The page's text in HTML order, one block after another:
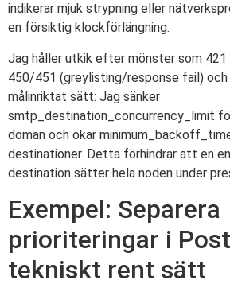
indikerar mjuk strypning eller
en försiktig klockförlängning.
Jag håller utkik efter mönster som
450/451 (greylisting/response fail)
målinriktat sätt: Jag sänker
smtp_destination_concurrency_limit
domän och ökar
destinationer. Detta förhindrar att en
destination sätter hela noden under
Exempel: Separera
prioriteringar i
tekniskt rent sätt